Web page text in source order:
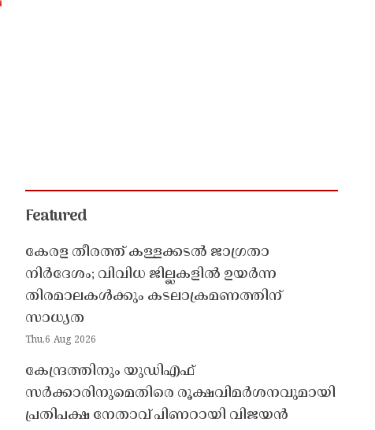
Featured
കേരള തീരത്ത് കള്ളക്കടൽ ജാഗ്രതാ
നിർദേശം; വിവിധ ജില്ലകളിൽ ഉയർന്ന
തിരമാലകൾക്കും കടലാക്രമണത്തിന്
സാധ്യത
Thu,6 Aug 2026
കേന്ദ്രത്തിനും യുഡിഎഫ്
സർക്കാരിനുമെതിരെ രൂക്ഷവിമർശനവുമായി
പ്രതിപക്ഷ നേതാവ് പിണറായി വിജയൻ